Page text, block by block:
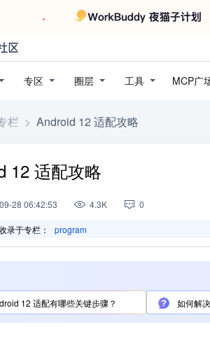
专区 圈层 工具 MCP广
栏 > Android 12 适配攻略
12 适配攻略
28 06:42:53 4.3K 0
录于专栏： program
12 适配有哪些关键步骤？ 如何解决